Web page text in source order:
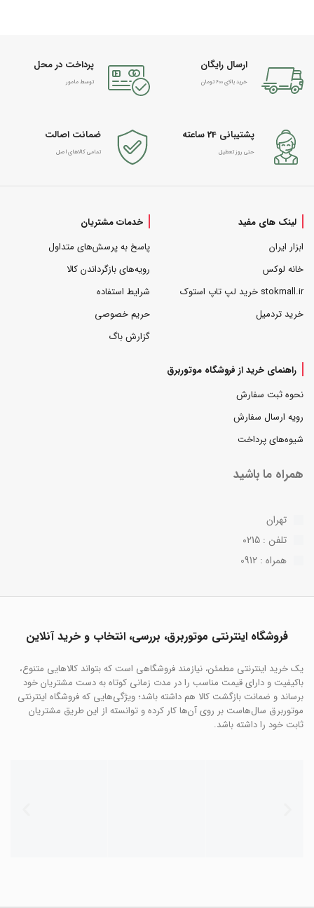
ارسال رایگان
خرید بالای 600 تومان
پرداخت در محل
توسط مامور
پشتیبانی 24 ساعته
حتی روز تعطیل
ضمانت اصالت
تمامی کالاهای اصل
لینک های مفید
ابزار ایران
خانه لوکس
stokmall.ir خرید لپ تاپ استوک
خرید تردمیل
خدمات مشتریان
پاسخ به پرسش‌های متداول
رویه‌های بازگرداندن کالا
شرایط استفاده
حریم خصوصی
گزارش باگ
راهنمای خرید از فروشگاه موتوربرق
نحوه ثبت سفارش
رویه ارسال سفارش
شیوه‌های پرداخت
همراه ما باشید
تهران
تلفن : 0215
همراه : 0912
فروشگاه اینترنتی موتوربرق، بررسی، انتخاب و خرید آنلاین
یک خرید اینترنتی مطمئن، نیازمند فروشگاهی است که بتواند کالاهایی متنوع،
باکیفیت و دارای قیمت مناسب را در مدت زمانی کوتاه به دست مشتریان خود
برساند و ضمانت بازگشت کالا هم داشته باشد؛ ویژگی‌هایی که فروشگاه اینترنتی
موتوربرق سال‌هاست بر روی آن‌ها کار کرده و توانسته از این طریق مشتریان
ثابت خود را داشته باشد.